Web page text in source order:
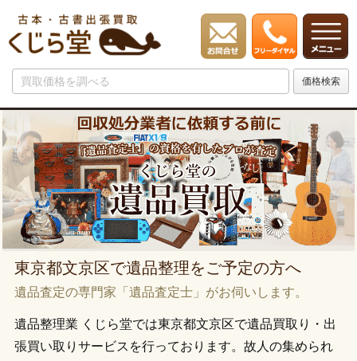
東京都文京区で遺品整理をご予定の方へ
遺品査定の専門家「遺品査定士」がお伺いします。
遺品整理業 くじら堂では東京都文京区で遺品買取り・出
張買い取りサービスを行っております。故人の集められ